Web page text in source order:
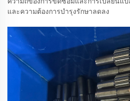
และความต้องการบำรุงรักษาลดลง